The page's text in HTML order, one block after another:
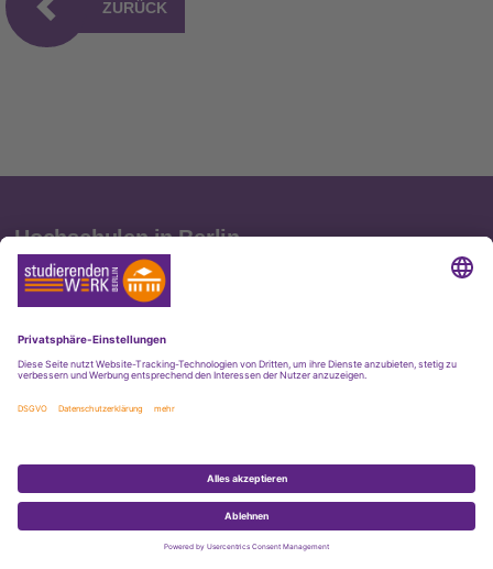
ZURÜCK
Hochschulen in Berlin
Diese Übersicht zeigt die Berliner Hochschulen, deren
Studierende vomstudierendenWERK BERLIN
Hochschulleitung und dem studierendenWERK BERLIN gefördert
werden. Wir bieten euch Service rund ums Studium.
deren Hochschule eine staatliche Anerkennung hat.
Barenboim-Said Akademie
Berliner Hochschule für Technik
Charité - Universitätsmedizin Berlin